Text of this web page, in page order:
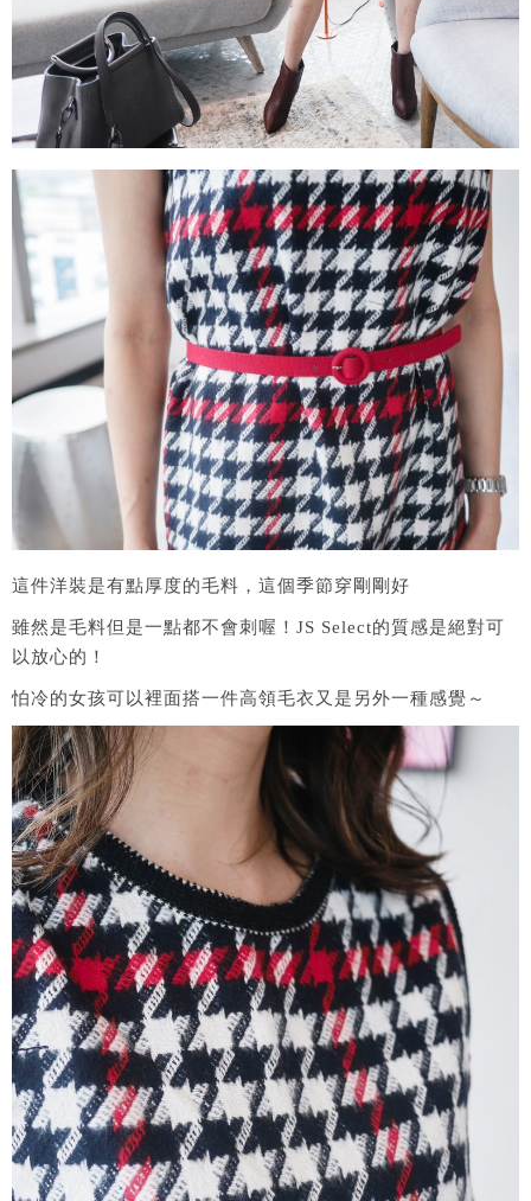
這件洋裝是有點厚度的毛料，這個季節穿剛剛好
雖然是毛料但是一點都不會刺喔！JS Select的質感是絕對可
以放心的！
怕冷的女孩可以裡面搭一件高領毛衣又是另外一種感覺～